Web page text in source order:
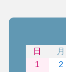
日 月
1
2